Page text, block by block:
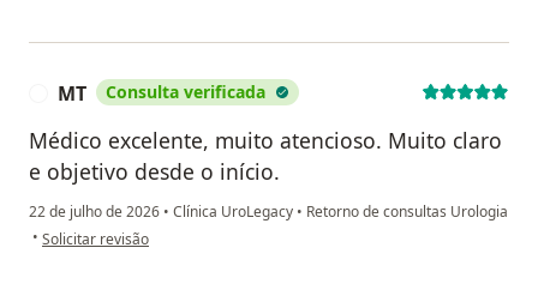
MT Consulta verificada
Médico excelente, muito atencioso. Muito claro
e objetivo desde o início.
22 de julho de 2026 • Clínica UroLegacy • Retorno de consultas Urologia
• na opinião do utilizador MT
Solicitar revisão